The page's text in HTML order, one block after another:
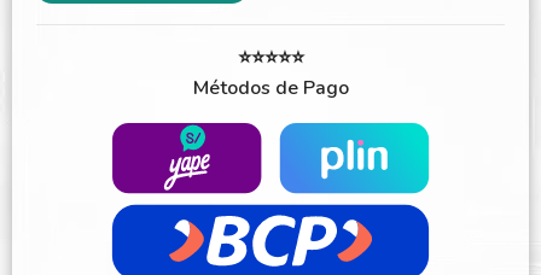
⭐⭐⭐⭐⭐
Métodos de Pago